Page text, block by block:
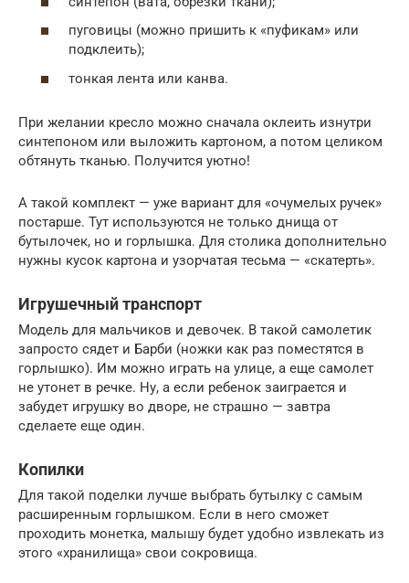
пуговицы (можно пришить к «пуфикам» или
подклеить);
тонкая лента или канва.
При желании кресло можно сначала оклеить изнутри
синтепоном или выложить картоном, а потом целиком
обтянуть тканью. Получится уютно!
А такой комплект — уже вариант для «очумелых ручек»
постарше. Тут используются не только днища от
бутылочек, но и горлышка. Для столика дополнительно
нужны кусок картона и узорчатая тесьма — «скатерть».
Игрушечный транспорт
Модель для мальчиков и девочек. В такой самолетик
запросто сядет и Барби (ножки как раз поместятся в
горлышко). Им можно играть на улице, а еще самолет
не утонет в речке. Ну, а если ребенок заиграется и
забудет игрушку во дворе, не страшно — завтра
сделаете еще один.
Копилки
Для такой поделки лучше выбрать бутылку с самым
расширенным горлышком. Если в него сможет
проходить монетка, малышу будет удобно извлекать из
этого «хранилища» свои сокровища.